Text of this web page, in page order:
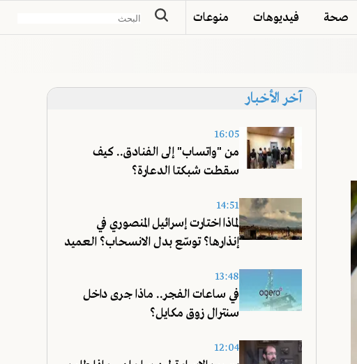
صحة فيديوهات منوعات
آخر الأخبار
16:05
من "واتساب" إلى الفنادق.. كيف
سقطت شبكتا الدعارة؟
14:51
لماذا اختارت إسرائيل المنصوري في
إنذارها؟ توسّع بدل الانسحاب؟ العميد
13:48
في ساعات الفجر.. ماذا جرى داخل
سنترال زوق مكايل؟
12:04